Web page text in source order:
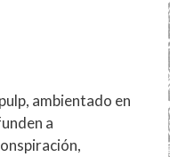
ambientado en
a